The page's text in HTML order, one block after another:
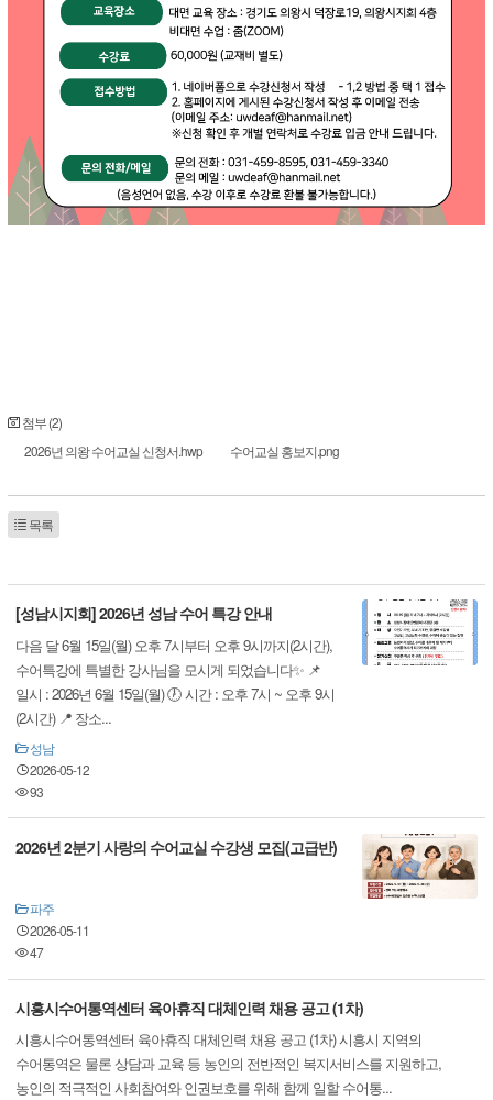
첨부 (2)
2026년 의왕 수어교실 신청서.hwp
수어교실 홍보지.png
목록
[성남시지회] 2026년 성남 수어 특강 안내
다음 달 6월 15일(월) 오후 7시부터 오후 9시까지(2시간),
수어특강에 특별한 강사님을 모시게 되었습니다✨ 📌
일시 : 2026년 6월 15일(월) 🕖 시간 : 오후 7시 ~ 오후 9시
(2시간) 📍 장소...
성남
2026-05-12
93
2026년 2분기 사랑의 수어교실 수강생 모집(고급반)
파주
2026-05-11
47
시흥시수어통역센터 육아휴직 대체인력 채용 공고 (1차)
시흥시수어통역센터 육아휴직 대체인력 채용 공고 (1차) 시흥시 지역의
수어통역은 물론 상담과 교육 등 농인의 전반적인 복지서비스를 지원하고,
농인의 적극적인 사회참여와 인권보호를 위해 함께 일할 수어통...